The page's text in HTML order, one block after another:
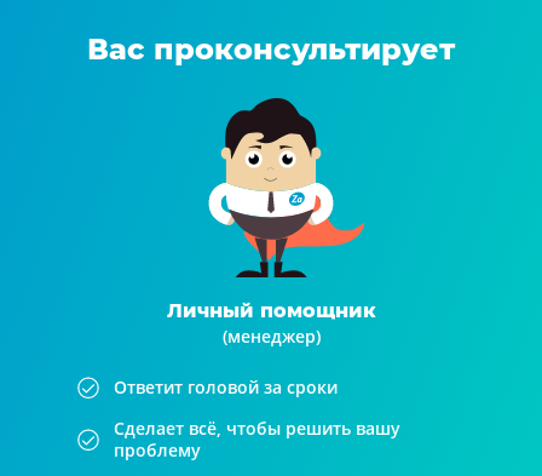
Вас проконсультирует
Личный помощник
(менеджер)
Ответит головой за сроки
Сделает всё, чтобы решить вашу
проблему